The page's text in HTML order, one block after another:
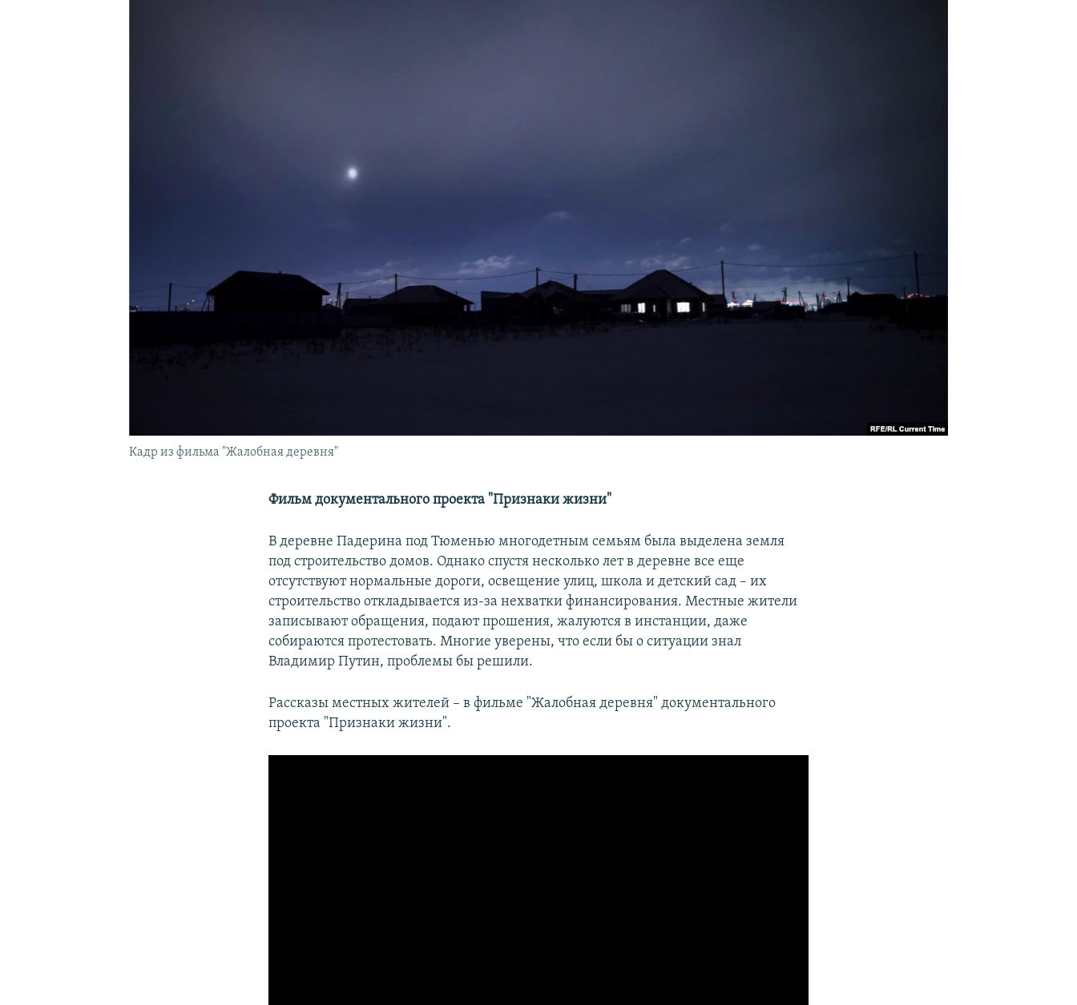
Кадр из фильма "Жалобная деревня"
Фильм документального проекта "Признаки жизни"
В деревне Падерина под Тюменью многодетным семьям была выделена земля
под строительство домов. Однако спустя несколько лет в деревне все еще
отсутствуют нормальные дороги, освещение улиц, школа и детский сад – их
строительство откладывается из-за нехватки финансирования. Местные жители
записывают обращения, подают прошения, жалуются в инстанции, даже
собираются протестовать. Многие уверены, что если бы о ситуации знал
Владимир Путин, проблемы бы решили.
Рассказы местных жителей – в фильме "Жалобная деревня" документального
проекта "Признаки жизни".